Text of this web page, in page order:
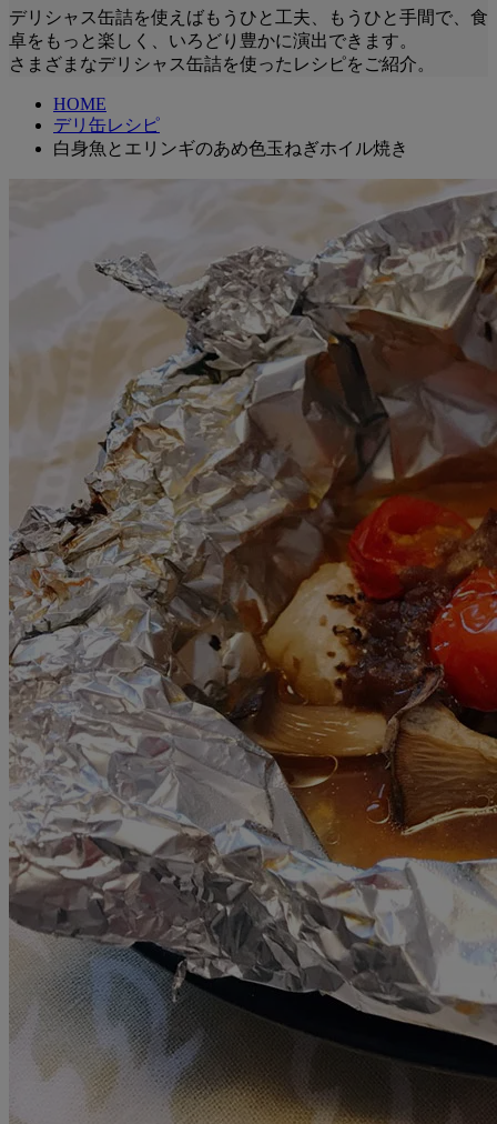
デリシャス缶詰を使えばもうひと工夫、もうひと手間で、食
卓をもっと楽しく、いろどり豊かに演出できます。
さまざまなデリシャス缶詰を使ったレシピをご紹介。
HOME
デリ缶レシピ
白身魚とエリンギのあめ色玉ねぎホイル焼き